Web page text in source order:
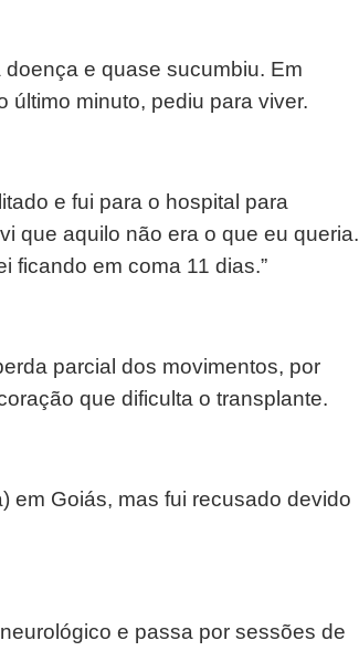
e quase sucumbiu. Em
minuto, pediu para viver.
e fui para o hospital para
que aquilo não era o que eu queria.
ficando em coma 11 dias.”
parcial dos movimentos, por
que dificulta o transplante.
em Goiás, mas fui recusado devido
e passa por sessões de